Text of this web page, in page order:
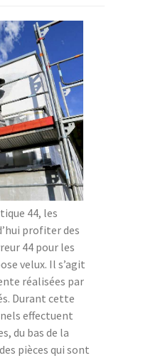
44, les
profiter des
44 pour les
velux. Il s’agit
réalisées par
Durant cette
effectuent
du bas de la
pièces qui sont